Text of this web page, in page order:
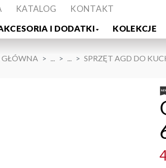
I DODATKI KOLEKCJE
KATALOG KONTAKT
GŁÓWNA ... ... SPRZĘT AGD DO